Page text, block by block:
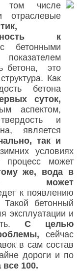
числе
отраслевые
к
бетонными
бетона, это
Как
бетона
суток,
аспектом,
и
является
так и
условиях
процесс может
же, вода в
может
к появлению
бетонный
эксплуатации и
С целью
сейчас
в сам состав
дороги и по
100.